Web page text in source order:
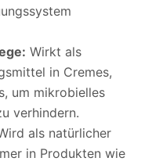
Wirkt als
in Cremes,
um mikrobielles
verhindern.
als natürlicher
in Produkten wie